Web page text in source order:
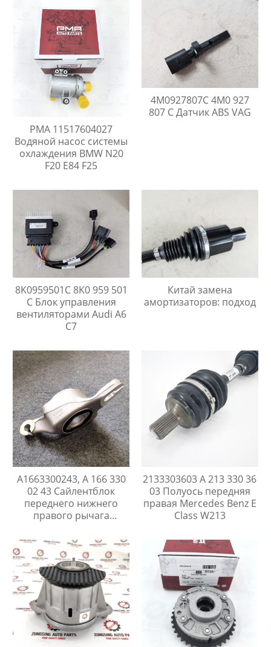
PMA 11517604027
Водяной насос системы
охлаждения BMW N20
F20 E84 F25
4M0927807C 4M0 927
807 C Датчик ABS VAG
8K0959501C 8K0 959 501
C Блок управления
вентиляторами Audi A6
C7
Китай замена
амортизаторов: подход
A1663300243, A 166 330
02 43 Сайлентблок
переднего нижнего
правого рычага
W166/C292 / GL/GLS
X166
2133303603 A 213 330 36
03 Полуось передняя
правая Mercedes Benz E
Class W213